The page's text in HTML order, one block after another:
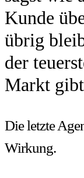
Kunde
übrig
der
Markt
Die letzte
Wirkung.